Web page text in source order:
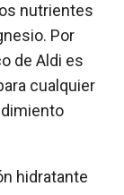
nutrientes
Por
de Aldi es
cualquier
hidratante